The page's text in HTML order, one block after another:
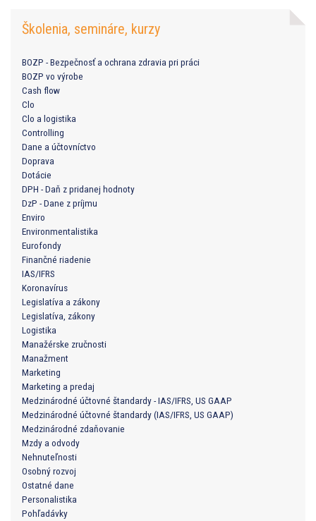
Školenia, semináre, kurzy
BOZP - Bezpečnosť a ochrana zdravia pri práci
BOZP vo výrobe
Cash flow
Clo
Clo a logistika
Controlling
Dane a účtovníctvo
Doprava
Dotácie
DPH - Daň z pridanej hodnoty
DzP - Dane z príjmu
Enviro
Environmentalistika
Eurofondy
Finančné riadenie
IAS/IFRS
Koronavírus
Legislatíva a zákony
Legislatíva, zákony
Logistika
Manažérske zručnosti
Manažment
Marketing
Marketing a predaj
Medzinárodné účtovné štandardy - IAS/IFRS, US GAAP
Medzinárodné účtovné štandardy (IAS/IFRS, US GAAP)
Medzinárodné zdaňovanie
Mzdy a odvody
Nehnuteľnosti
Osobný rozvoj
Ostatné dane
Personalistika
Pohľadávky